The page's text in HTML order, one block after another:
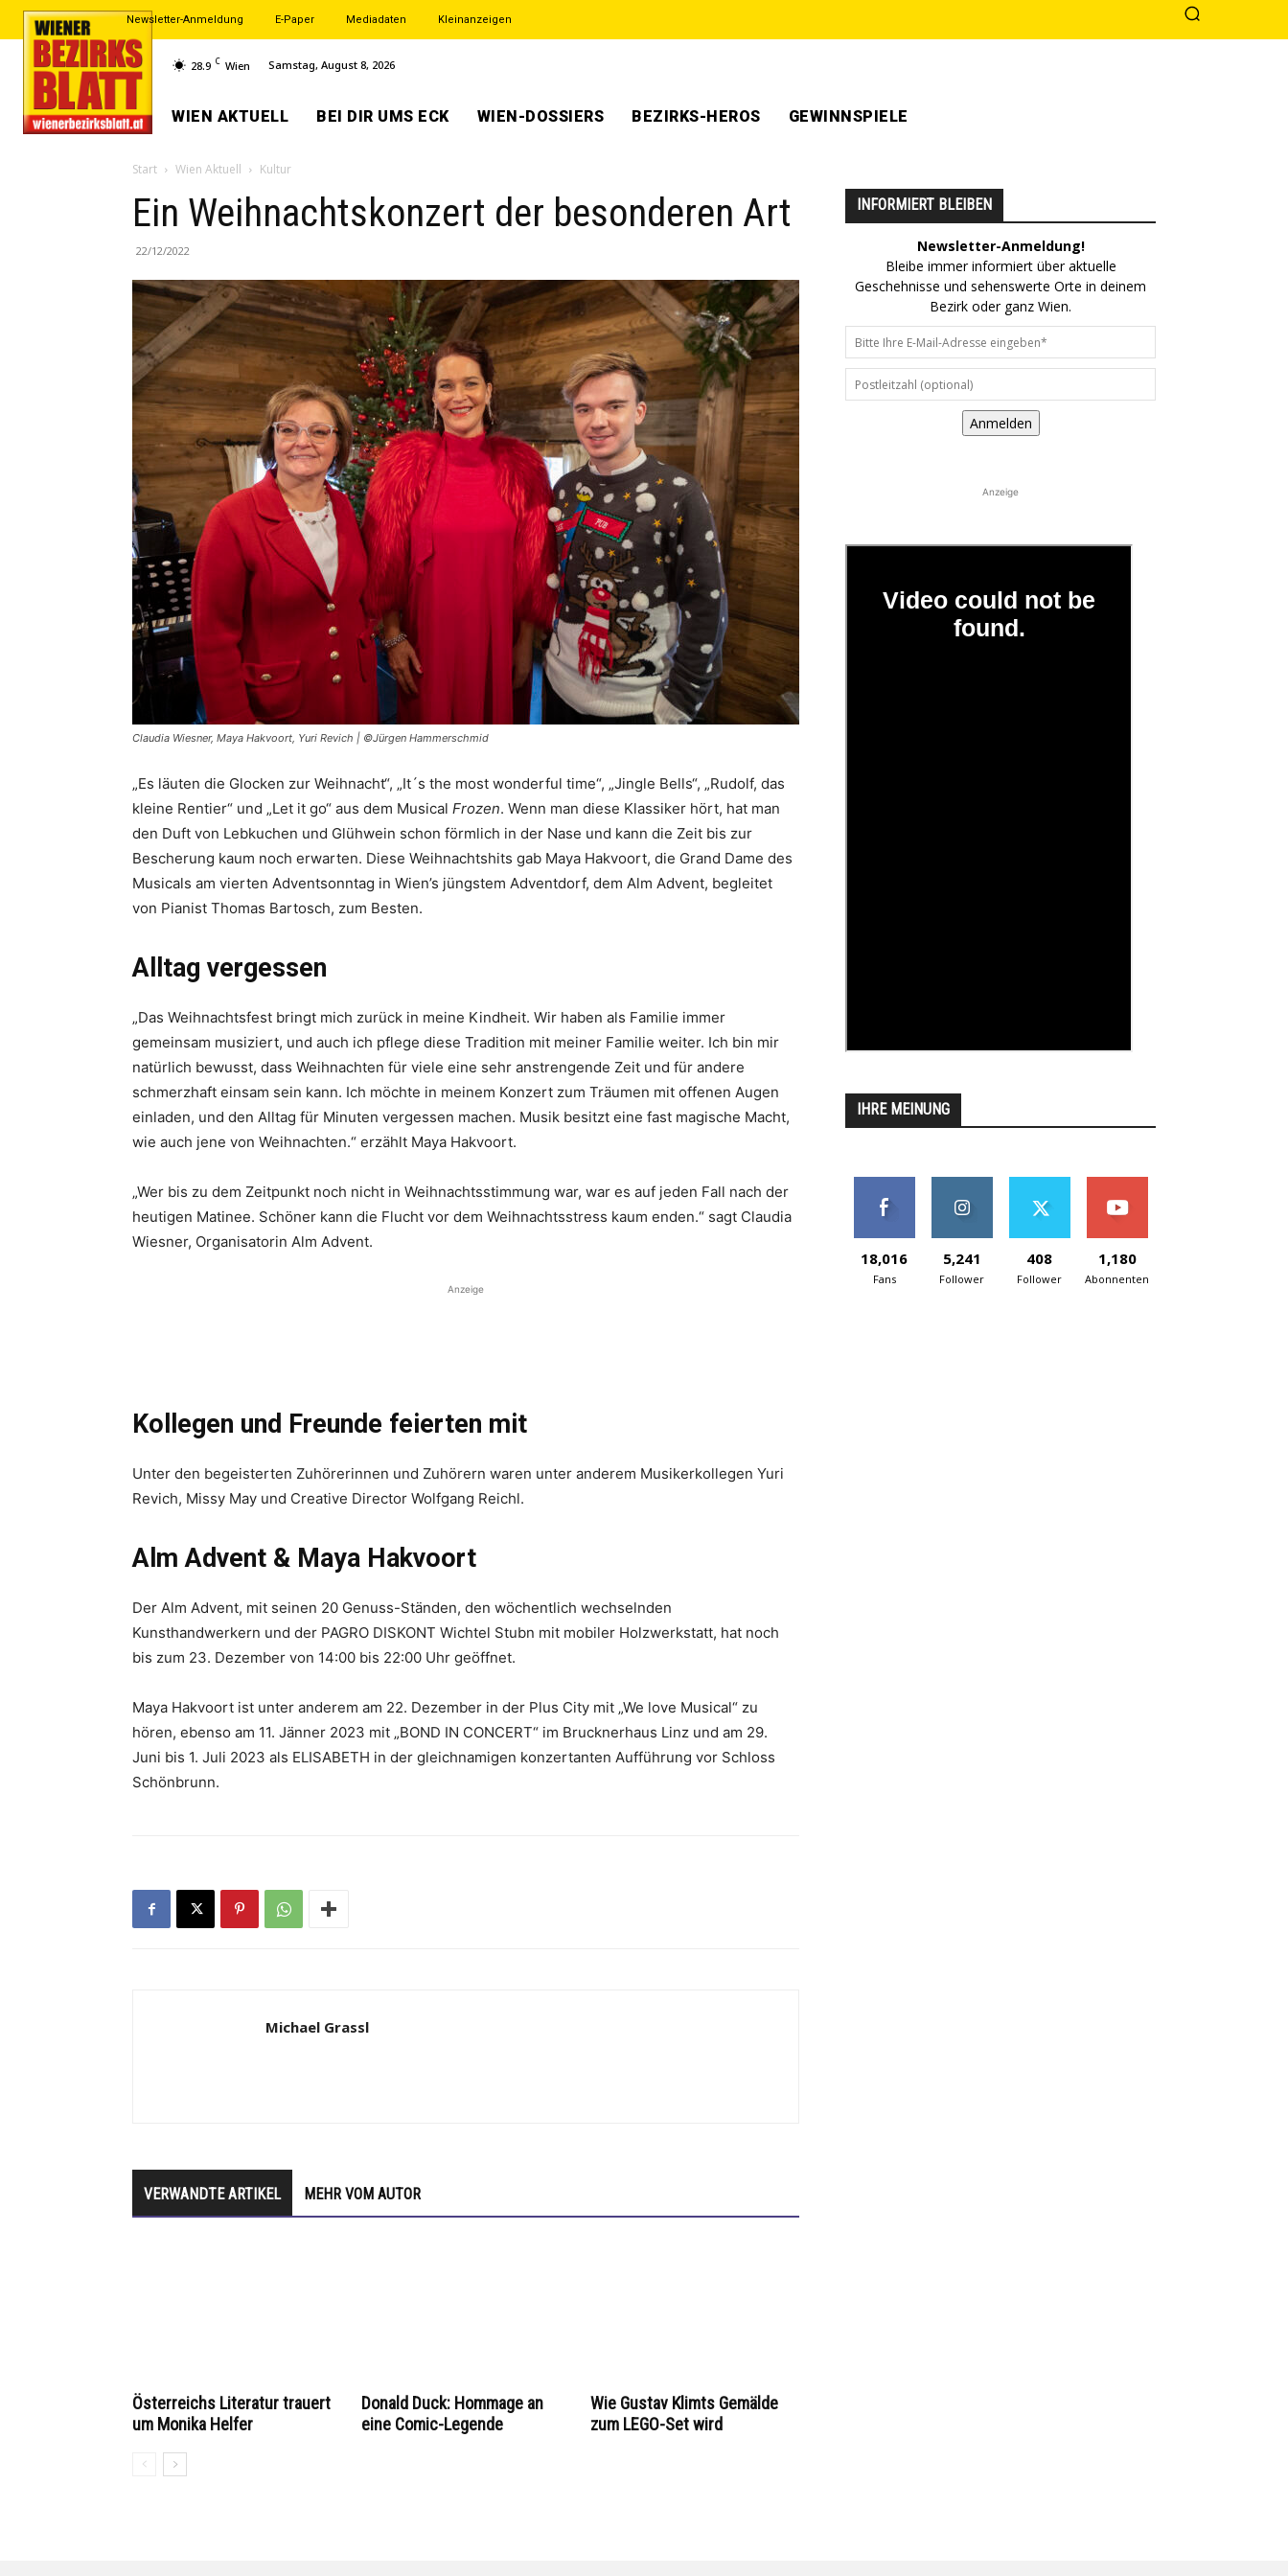
Newsletter-Anmeldung E-Paper Mediadaten Kleinanzeigen
28.9 C Wien Samstag, August 8, 2026
WIEN AKTUELL BEI DIR UMS ECK WIEN-DOSSIERS BEZIRKS-HEROS GEWINNSPIELE
Start Wien Aktuell Kultur
Ein Weihnachtskonzert der besonderen Art
22/12/2022
Claudia Wiesner, Maya Hakvoort, Yuri Revich | ©Jürgen Hammerschmid
„Es läuten die Glocken zur Weihnacht“, „It´s the most wonderful time“, „Jingle Bells“, „Rudolf, das
kleine Rentier“ und „Let it go“ aus dem Musical Frozen. Wenn man diese Klassiker hört, hat man
den Duft von Lebkuchen und Glühwein schon förmlich in der Nase und kann die Zeit bis zur
Bescherung kaum noch erwarten. Diese Weihnachtshits gab Maya Hakvoort, die Grand Dame des
Musicals am vierten Adventsonntag in Wien’s jüngstem Adventdorf, dem Alm Advent, begleitet
von Pianist Thomas Bartosch, zum Besten.
Alltag vergessen
„Das Weihnachtsfest bringt mich zurück in meine Kindheit. Wir haben als Familie immer
gemeinsam musiziert, und auch ich pflege diese Tradition mit meiner Familie weiter. Ich bin mir
natürlich bewusst, dass Weihnachten für viele eine sehr anstrengende Zeit und für andere
schmerzhaft einsam sein kann. Ich möchte in meinem Konzert zum Träumen mit offenen Augen
einladen, und den Alltag für Minuten vergessen machen. Musik besitzt eine fast magische Macht,
wie auch jene von Weihnachten.“ erzählt Maya Hakvoort.
„Wer bis zu dem Zeitpunkt noch nicht in Weihnachtsstimmung war, war es auf jeden Fall nach der
heutigen Matinee. Schöner kann die Flucht vor dem Weihnachtsstress kaum enden.“ sagt Claudia
Wiesner, Organisatorin Alm Advent.
Anzeige
Kollegen und Freunde feierten mit
Unter den begeisterten Zuhörerinnen und Zuhörern waren unter anderem Musikerkollegen Yuri
Revich, Missy May und Creative Director Wolfgang Reichl.
Alm Advent & Maya Hakvoort
Der Alm Advent, mit seinen 20 Genuss-Ständen, den wöchentlich wechselnden
Kunsthandwerkern und der PAGRO DISKONT Wichtel Stubn mit mobiler Holzwerkstatt, hat noch
bis zum 23. Dezember von 14:00 bis 22:00 Uhr geöffnet.
Maya Hakvoort ist unter anderem am 22. Dezember in der Plus City mit „We love Musical“ zu
hören, ebenso am 11. Jänner 2023 mit „BOND IN CONCERT“ im Brucknerhaus Linz und am 29.
Juni bis 1. Juli 2023 als ELISABETH in der gleichnamigen konzertanten Aufführung vor Schloss
Schönbrunn.
Michael Grassl
VERWANDTE ARTIKEL MEHR VOM AUTOR
Österreichs Literatur trauert
um Monika Helfer
Donald Duck: Hommage an
eine Comic-Legende
Wie Gustav Klimts Gemälde
zum LEGO-Set wird
INFORMIERT BLEIBEN
Newsletter-Anmeldung!
Bleibe immer informiert über aktuelle
Geschehnisse und sehenswerte Orte in deinem
Bezirk oder ganz Wien.
Anmelden
Anzeige
IHRE MEINUNG
18,016
Fans
5,241
Follower
408
Follower
1,180
Abonnenten